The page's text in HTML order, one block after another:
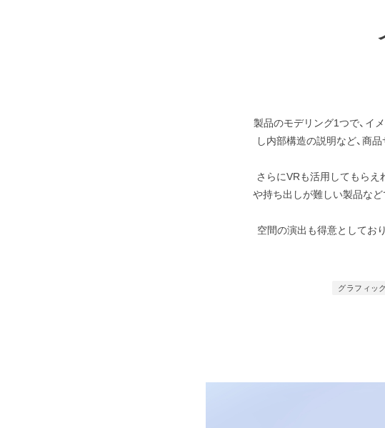
製品のモデリング1つで、イ
し内部構造の説明など、商
さらにVRも活用してもらえ
や持ち出しが難しい製品な
空間の演出も得意としてお
グラフィッ